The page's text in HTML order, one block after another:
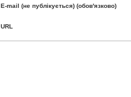
E-mail (не публікується) (обов'язково)
URL